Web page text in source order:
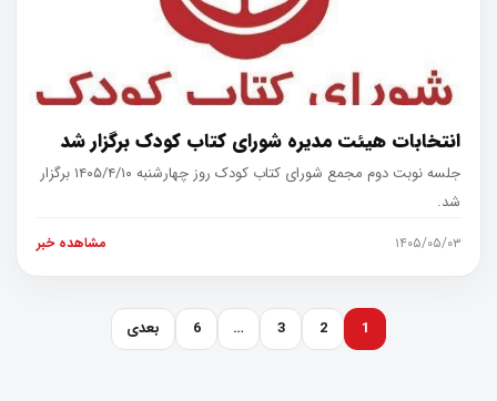
انتخابات هیئت مدیره شورای کتاب کودک برگزار شد
جلسه نوبت دوم مجمع شورای کتاب کودک روز چهارشنبه ۱۴۰۵/۴/۱۰ برگزار
شد.
۱۴۰۵/۰۵/۰۳ مشاهده خبر
1
2
3
…
6 بعدی